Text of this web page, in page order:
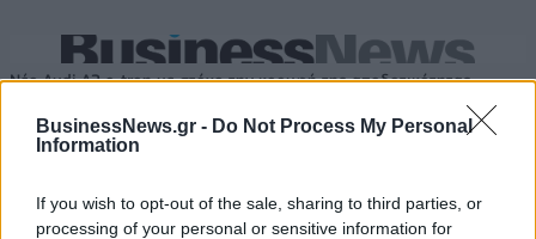
BusinessNews.gr - Do Not Process My Personal
Information
If you wish to opt-out of the sale, sharing to third parties, or
processing of your personal or sensitive information for
Νέο Audi A2 e-tron με στόχο την κορυφή της αποδοτικότητας
νίκη της Ελλάδας στην
πρεμιέρα, 78-36 την Ιρλανδία
ρίχνουν μια πέτρα, τους
καταστρέφεις» (vid)